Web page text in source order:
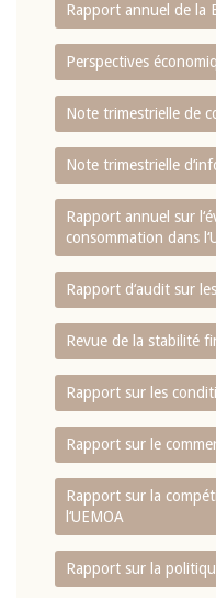
Rapport annuel de la
Perspectives
Note trimestrielle de
Note trimestrielle
Rapport annuel sur
consommation dans
Rapport d‘audit sur
Revue de la stabilité
Rapport sur les
Rapport sur le
Rapport sur la
l‘UEMOA
Rapport sur la